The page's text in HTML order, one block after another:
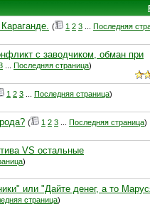
( 1 2 3
Последняя
с заводчиком, обман при
Последняя страница)
1 2 3 Последняя страница)
( 1 2 3 Последняя страница)
VS остальные
)
или "Дайте денег, а то
страница)